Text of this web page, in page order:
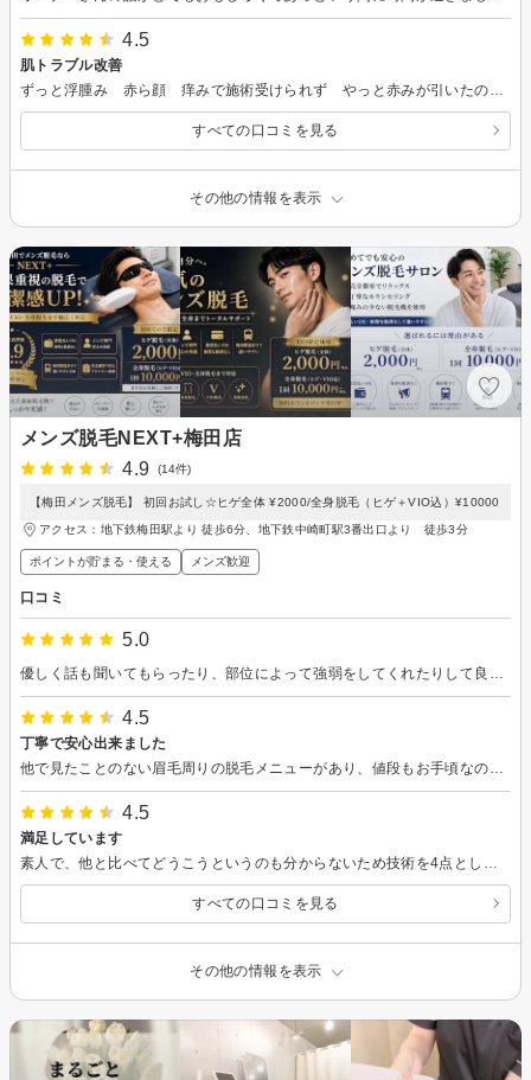
4.5
肌トラブル改善
すべての口コミを見る
その他の情報を表示
メンズ脱毛NEXT+梅田店
4.9
(14件)
【梅田メンズ脱毛】 初回お試し☆ヒゲ全体 ¥2000/全身脱毛（ヒゲ＋VIO込）¥10000
アクセス：地下鉄梅田駅より 徒歩6分、地下鉄中崎町駅3番出口より 徒歩3分
ポイントが貯まる・使える メンズ歓迎
口コミ
5.0
4.5
丁寧で安心出来ました
4.5
満足しています
すべての口コミを見る
その他の情報を表示